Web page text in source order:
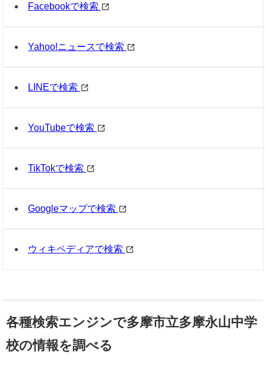
Facebookで検索
Yahoo!ニュースで検索
LINEで検索
YouTubeで検索
TikTokで検索
Googleマップで検索
ウィキペディアで検索
各種検索エンジンで多摩市立多摩永山中学
校の情報を調べる